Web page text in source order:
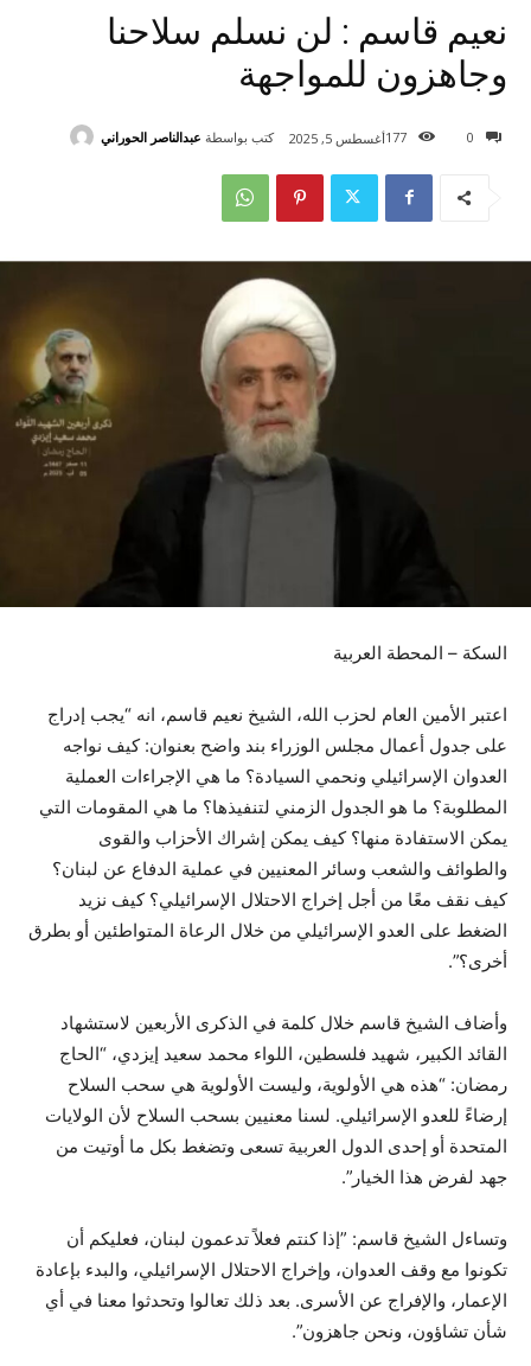
نعيم قاسم : لن نسلم سلاحنا
وجاهزون للمواجهة
0
177أغسطس 5, 2025 كتب بواسطة عبدالناصر الحوراني
السكة – المحطة العربية
اعتبر الأمين العام لحزب الله، الشيخ نعيم قاسم، انه “يجب إدراج
على جدول أعمال مجلس الوزراء بند واضح بعنوان: كيف نواجه
العدوان الإسرائيلي ونحمي السيادة؟ ما هي الإجراءات العملية
المطلوبة؟ ما هو الجدول الزمني لتنفيذها؟ ما هي المقومات التي
يمكن الاستفادة منها؟ كيف يمكن إشراك الأحزاب والقوى
والطوائف والشعب وسائر المعنيين في عملية الدفاع عن لبنان؟
كيف نقف معًا من أجل إخراج الاحتلال الإسرائيلي؟ كيف نزيد
الضغط على العدو الإسرائيلي من خلال الرعاة المتواطئين أو بطرق
أخرى؟”.
وأضاف الشيخ قاسم خلال كلمة في الذكرى الأربعين لاستشهاد
القائد الكبير، شهيد فلسطين، اللواء محمد سعيد إيزدي، “الحاج
رمضان: “هذه هي الأولوية، وليست الأولوية هي سحب السلاح
إرضاءً للعدو الإسرائيلي. لسنا معنيين بسحب السلاح لأن الولايات
المتحدة أو إحدى الدول العربية تسعى وتضغط بكل ما أوتيت من
جهد لفرض هذا الخيار”.
وتساءل الشيخ قاسم: ”إذا كنتم فعلاً تدعمون لبنان، فعليكم أن
تكونوا مع وقف العدوان، وإخراج الاحتلال الإسرائيلي، والبدء بإعادة
الإعمار، والإفراج عن الأسرى. بعد ذلك تعالوا وتحدثوا معنا في أي
شأن تشاؤون، ونحن جاهزون”.